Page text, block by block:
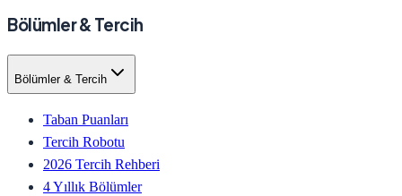
Bölümler & Tercih
Bölümler & Tercih
Taban Puanları
Tercih Robotu
2026 Tercih Rehberi
4 Yıllık Bölümler